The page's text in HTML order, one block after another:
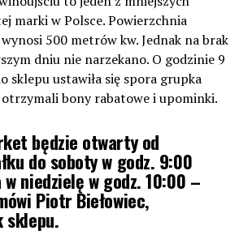
marki w Polsce. Powierzchnia
500 metrów kw. Jednak na brak
dniu nie narzekano. O godzinie 9
sklepu ustawiła się spora grupka
bony rabatowe i upominki.
będzie otwarty od
do soboty w godz. 9:00
niedzielę w godz. 10:00 –
Piotr Biełowiec,
sklepu.